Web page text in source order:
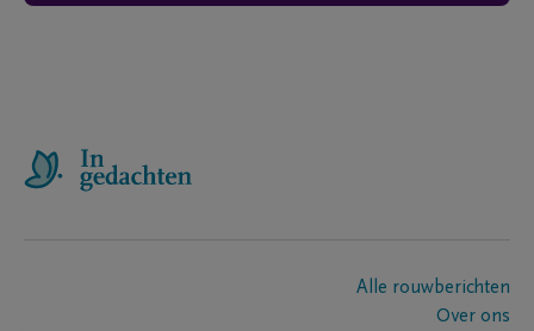
Alle rouwberichten
Over ons